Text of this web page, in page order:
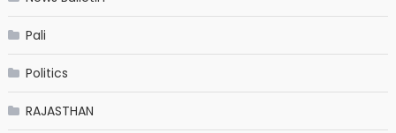
Pali
Politics
RAJASTHAN